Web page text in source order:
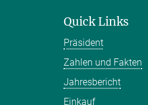
Quick Links
Präsident
Zahlen und Fakten
Jahresbericht
Einkauf